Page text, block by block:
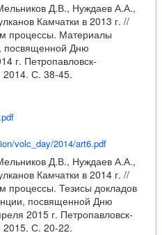
Д.В., Нуждаев А.А.,
Камчатки в 2013 г. //
процессы. Материалы
посвященной Дню
г. Петропавловск-
С. 38-45.
volc_day/2014/art6.pdf
Д.В., Нуждаев А.А.,
Камчатки в 2014 г. //
процессы. Тезисы докладов
посвященной Дню
2015 г. Петропавловск-
С. 20-22.